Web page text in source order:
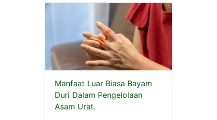
Manfaat Luar Biasa Bayam
Duri Dalam Pengelolaan
Asam Urat.